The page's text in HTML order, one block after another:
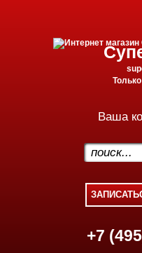
Ваша
+7